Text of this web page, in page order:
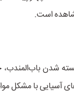
است.
شدن
آسیایی با مشکل